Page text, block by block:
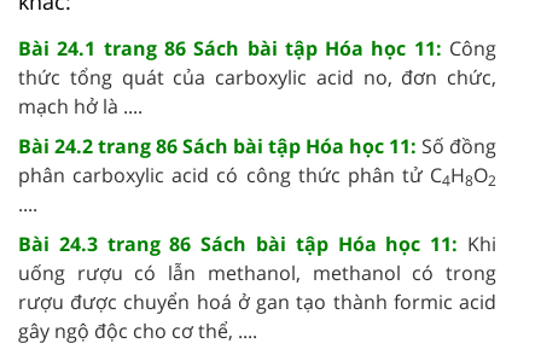
Bài 24.1 trang 86 Sách bài tập Hóa học 11: Công
thức tổng quát của carboxylic acid no, đơn chức,
mạch hở là ....
Bài 24.2 trang 86 Sách bài tập Hóa học 11: Số đồng
phân carboxylic acid có công thức phân tử C4­H8O2
....
Bài 24.3 trang 86 Sách bài tập Hóa học 11: Khi
uống rượu có lẫn methanol, methanol có trong
rượu được chuyển hoá ở gan tạo thành formic acid
gây ngộ độc cho cơ thể, ....